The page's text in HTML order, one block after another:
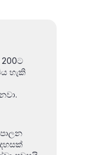
හැකි